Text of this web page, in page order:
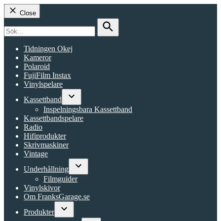
Close
for:
Search
Tidningen Okej
Kameror
Polaroid
FujiFilm Instax
Vinylspelare
Kassettband
Open
dropdown
menu
Inspelningsbara Kassettband
Kassettbandspelare
Radio
Hifiprodukter
Skrivmaskiner
Vintage
Underhållning
Open
Filmguider
Vinylskivor
Om FranksGarage.se
Produkter
Open